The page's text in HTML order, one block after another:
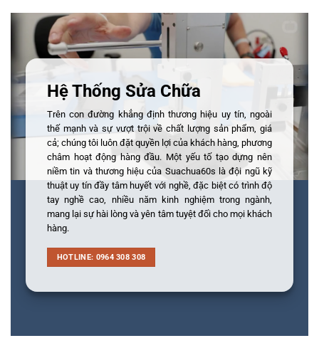
Hệ Thống Sửa Chữa
Trên con đường khẳng định thương hiệu uy tín, ngoài
thế mạnh và sự vượt trội về chất lượng sản phẩm, giá
cả; chúng tôi luôn đặt quyền lợi của khách hàng, phương
châm hoạt động hàng đầu. Một yếu tố tạo dựng nên
niềm tin và thương hiệu của Suachua60s là đội ngũ kỹ
thuật uy tín đầy tâm huyết với nghề, đặc biệt có trình độ
tay nghề cao, nhiều năm kinh nghiệm trong ngành,
mang lại sự hài lòng và yên tâm tuyệt đối cho mọi khách
hàng.
HOTLINE: 0964 308 308